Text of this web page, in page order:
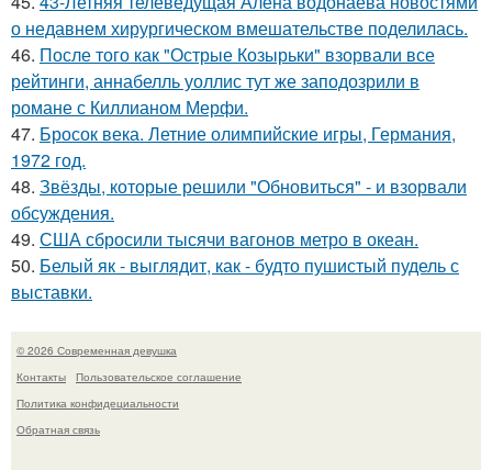
о недавнем хирургическом вмешательстве поделилась.
46. После того как "Острые Козырьки" взорвали все
рейтинги, аннабелль уоллис тут же заподозрили в
романе с Киллианом Мерфи.
47. Бросок века. Летние олимпийские игры, Германия,
1972 год.
48. Звёзды, которые решили "Обновиться" - и взорвали
обсуждения.
49. США сбросили тысячи вагонов метро в океан.
50. Белый як - выглядит, как - будто пушистый пудель с
выставки.
© 2026 Современная девушка
Контакты
Пользовательское соглашение
Политика конфидециальности
Обратная связь